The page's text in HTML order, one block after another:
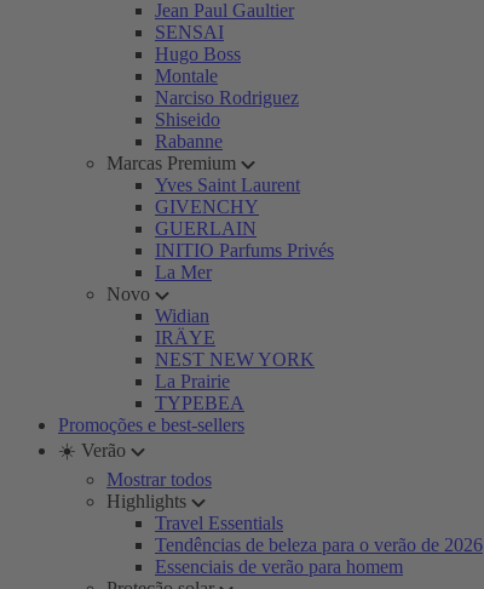
Jean Paul Gaultier
SENSAI
Hugo Boss
Montale
Narciso Rodriguez
Shiseido
Rabanne
Marcas Premium
Yves Saint Laurent
GIVENCHY
GUERLAIN
INITIO Parfums Privés
La Mer
Novo
Widian
IRÄYE
NEST NEW YORK
La Prairie
TYPEBEA
Promoções e best-sellers
☀️ Verão
Mostrar todos
Highlights
Travel Essentials
Tendências de beleza para o verão de 2026
Essenciais de verão para homem